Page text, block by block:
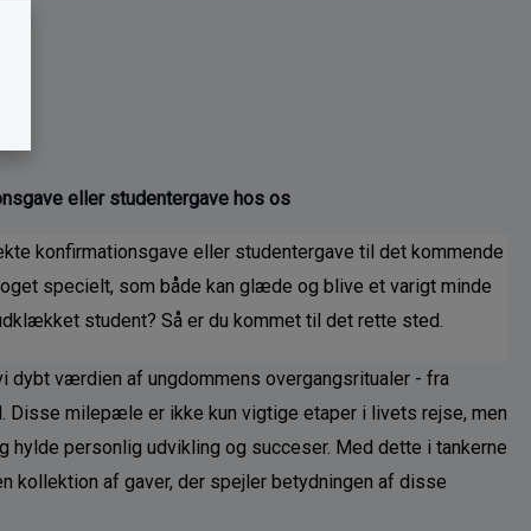
eller
Der
og du
en
pynter.
Materiale: Træ, læder, nylon
eller studentergave hos os
konfirmationsgave eller studentergave til det kommende
specielt, som både kan glæde og blive et varigt minde
student? Så er du kommet til det rette sted.
dybt værdien af ungdommens overgangsritualer - fra
Disse milepæle er ikke kun vigtige etaper i livets rejse, men
hylde personlig udvikling og succeser. Med dette i tankerne
kollektion af gaver, der spejler betydningen af disse